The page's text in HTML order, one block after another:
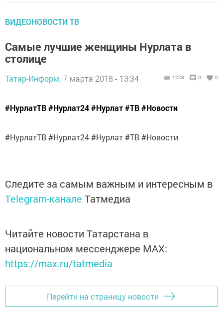
ВИДЕОНОВОСТИ ТВ
Самые лучшие женщины Нурлата в
столице
Татар-Информ, 7 марта 2018 - 13:34 1223 0 0
#НурлатТВ #Нурлат24 #Нурлат #ТВ #Новости
#НурлатТВ #Нурлат24 #Нурлат #ТВ #Новости
Следите за самым важным и интересным в
Telegram-канале Татмедиа
Читайте новости Татарстана в
национальном мессенджере MАХ:
https://max.ru/tatmedia
Перейти на страницу новости